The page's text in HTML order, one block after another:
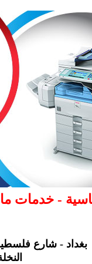
بغداد - شارع